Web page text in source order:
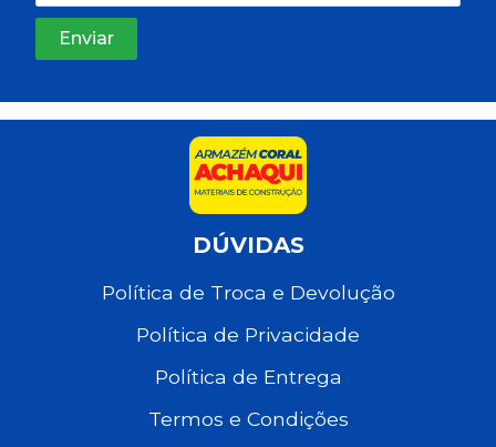
DÚVIDAS
Política de Troca e Devolução
Política de Privacidade
Política de Entrega
Termos e Condições